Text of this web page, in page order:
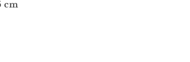
cm